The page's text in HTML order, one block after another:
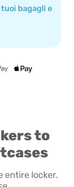
tuoi bagagli e
to
entire locker.